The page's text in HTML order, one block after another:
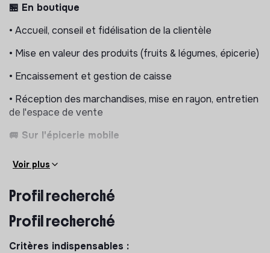
🏪 En boutique
• Accueil, conseil et fidélisation de la clientèle
• Mise en valeur des produits (fruits & légumes, épicerie)
• Encaissement et gestion de caisse
• Réception des marchandises, mise en rayon, entretien
de l'espace de vente
🚐 Sur l'épicerie mobile
• Participation aux tournées du camion (installation,
vente, rangement)
• Représentation de la Petite Épicerie hors les murs
Ce que nous proposons
• CDI 35h/semaine – 12 à 13 € brut/heure
Voir plus
Profil recherché
Profil recherché
Critères indispensables :